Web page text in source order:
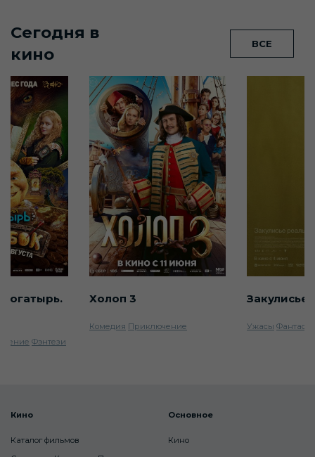
Сегодня в
кино
ВСЕ
Холоп 3
Комедия Приключение
Закулисье
Ужасы
Фэнтези
Кино
Каталог фильмов
Основное
Кино